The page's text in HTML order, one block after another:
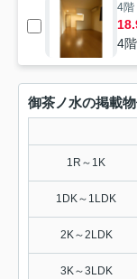
4階
4
御茶ノ水の掲載
1R～1K
1DK～1LDK
2K～2LDK
3K～3LDK